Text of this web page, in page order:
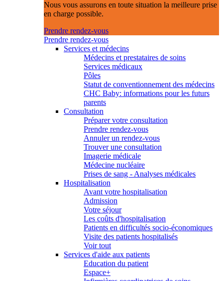
Nous vous assurons en toute situation la meilleure prise
en charge possible.
Prendre rendez-vous
Prendre rendez-vous
Services et médecins
Médecins et prestataires de soins
Services médicaux
Pôles
Statut de conventionnement des médecins
CHC Baby: informations pour les futurs
parents
Consultation
Préparer votre consultation
Prendre rendez-vous
Annuler un rendez-vous
Trouver une consultation
Imagerie médicale
Médecine nucléaire
Prises de sang - Analyses médicales
Hospitalisation
Avant votre hospitalisation
Admission
Votre séjour
Les coûts d'hospitalisation
Patients en difficultés socio-économiques
Visite des patients hospitalisés
Voir tout
Services d'aide aux patients
Education du patient
Espace+